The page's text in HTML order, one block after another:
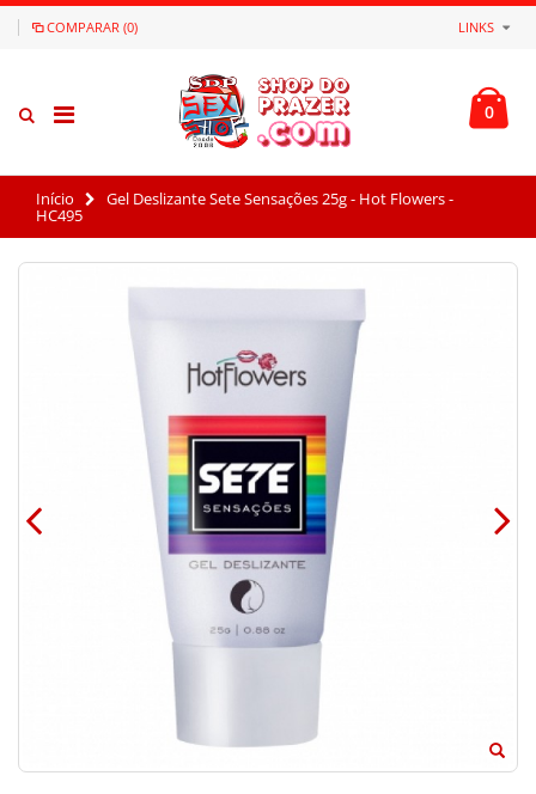
COMPARAR (0) LINKS
0
Início Gel Deslizante Sete Sensações 25g - Hot Flowers -
HC495